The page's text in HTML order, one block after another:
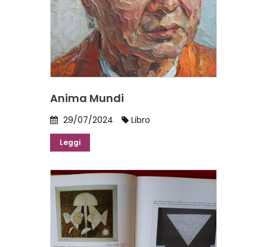
Anima Mundi
29/07/2024 Libro
Leggi